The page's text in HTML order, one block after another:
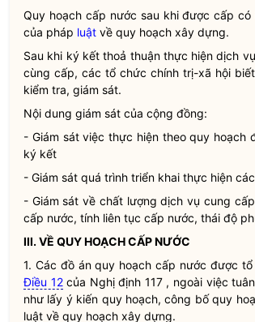
Quy hoạch cấp nước sau khi được cấp
của pháp luật về quy hoạch xây dựng.
Sau khi ký kết thoả thuận thực hiệndịch
cùng cấp, các tổ chứcchính trị-xã hội
kiểm tra, giám sát.
Nội dung giám sát của cộng đồng:
- Giám sát việc thực hiện theo quy
ký kết
- Giám sát quá trình triển khai thực hiện
- Giám sát về chất lượng dịch vụ cung cấp
cấp nước, tính liên tục cấp nước, thái độ
III. VỀ QUY HOẠCH CẤP NƯỚC
1. Các đồ án quy hoạch cấp nước được
Điều 12của Nghị định 117 , ngoài việc
như lấy ý kiến quy hoạch, công bố quy
luật về quy hoạch xây dựng.